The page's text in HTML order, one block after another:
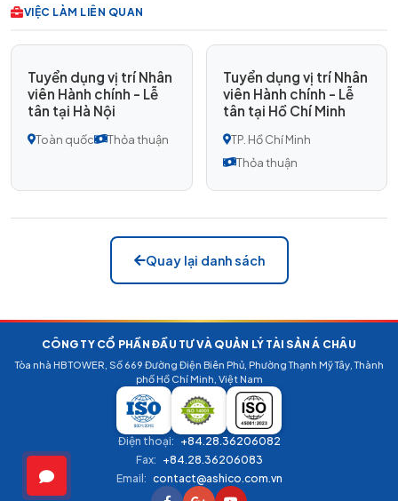
VIỆC LÀM LIÊN QUAN
Tuyển dụng vị trí Nhân
viên Hành chính - Lễ
tân tại Hà Nội
Toàn quốc Thỏa thuận
Tuyển dụng vị trí Nhân
viên Hành chính - Lễ
tân tại Hồ Chí Minh
TP. Hồ Chí Minh
Thỏa thuận
Quay lại danh sách
CÔNG TY CỔ PHẦN ĐẦU TƯ VÀ QUẢN LÝ TÀI SẢN Á CHÂU
Tòa nhà HB TOWER, Số 669 Đường Điện Biên Phủ, Phường Thạnh Mỹ Tây, Thành
phố Hồ Chí Minh, Việt Nam
Điện thoại: +84.28.36206082
Fax: +84.28.36206083
Email: contact@ashico.com.vn